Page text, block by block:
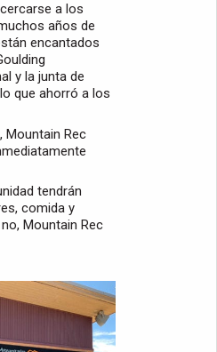
a los
años de
encantados
y la junta de
que ahorró a los
Mountain Rec
tendrán
comida y
Mountain Rec